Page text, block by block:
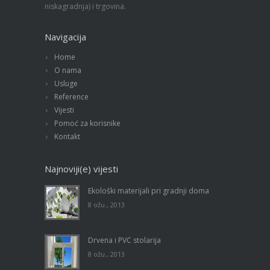
niskagradnja) i trgovina.
Navigacija
Home
O nama
Usluge
Reference
Vijesti
Pomoć za korisnike
Kontakt
Najnoviji(e) vijesti
Ekološki materijali pri gradnji doma
8 ožu., 2013
Drvena i PVC stolarija
8 ožu., 2013